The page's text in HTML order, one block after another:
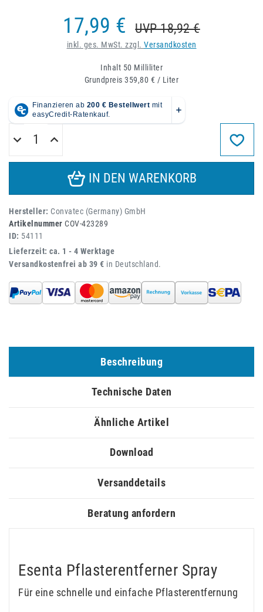
17,99 € UVP 18,92 €
inkl. ges. MwSt. zzgl. Versandkosten
Inhalt 50 Milliliter
Grundpreis359,80 € / Liter
IN DEN WARENKORB
Hersteller: Convatec (Germany) GmbH
Artikelnummer COV-423289
ID: 54111
Lieferzeit: ca. 1 - 4 Werktage
Versandkostenfrei ab 39 € in Deutschland.
Beschreibung
Technische Daten
Ähnliche Artikel
Download
Versanddetails
Beratung anfordern
Esenta Pflasterentferner Spray
Für eine schnelle und einfache Pflasterentfernung